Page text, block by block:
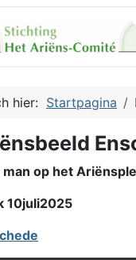
hier: Startpagina
op het
10juli2025